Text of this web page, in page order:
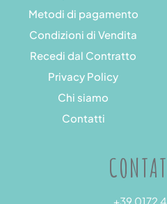
Metodi di pagamento
Condizioni di Vendita
Recedi dal Contratto
Privacy Policy
Chi siamo
Contatti
+39 0172